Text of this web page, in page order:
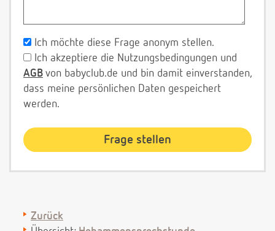
Ich möchte diese Frage anonym stellen.
Ich akzeptiere die Nutzungsbedingungen und
AGB von babyclub.de und bin damit einverstanden,
dass meine persönlichen Daten gespeichert
werden.
Zurück